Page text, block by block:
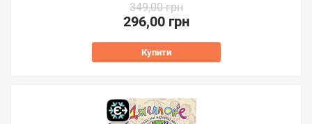
349,00 грн
296,00 грн
Купити